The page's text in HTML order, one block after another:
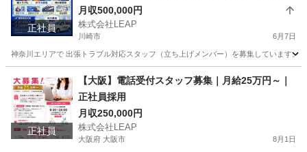
正社員
月給25万円＋歩合 頑張り次第で高収入も可能
月収500,000円
株式会社LEAP
川崎市 6月7日
神奈川エリアで 出張トラブル対応スタッフ（立ち上げメンバー）を募集しています
その他 トラブル
正社員
【大阪】電話受付スタッフ募集｜月給25万円～｜
正社員採用
月収250,000円
株式会社LEAP
大阪府 大阪市 8月1日